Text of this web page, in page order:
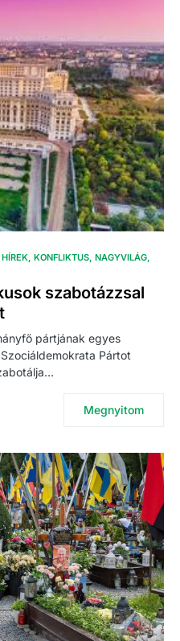
KONFLIKTUS NAGYVILÁG
szabotázzsal
pártjának egyes
Pártot
Megnyitom